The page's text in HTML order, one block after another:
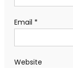
Email *
Website